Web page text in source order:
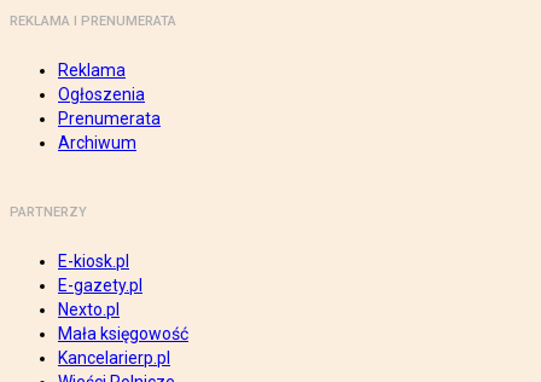
REKLAMA I PRENUMERATA
Reklama
Ogłoszenia
Prenumerata
Archiwum
PARTNERZY
E-kiosk.pl
E-gazety.pl
Nexto.pl
Mała księgowość
Kancelarierp.pl